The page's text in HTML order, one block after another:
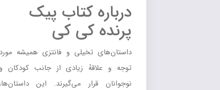
درباره کتاب پیک
پرنده کی کی
داستان‌های تخیلی و فانتزی همیشه مورد
توجه و علاقهٔ زیادی از جانب کودکان و
نوجوانان قرار می‌گیرند. این داستان‌ها،